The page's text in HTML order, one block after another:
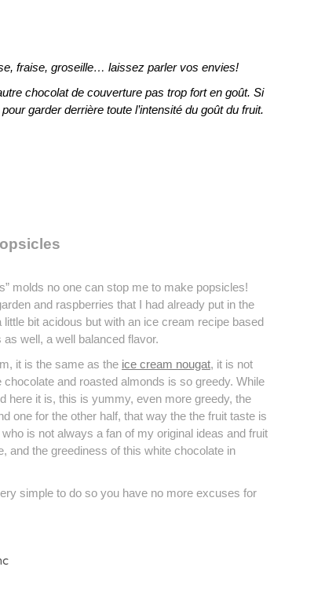
fraise, groseille… laissez parler vos envies!
chocolat de couverture pas trop fort en goût. Si
garder derrière toute l’intensité du goût du fruit.
molds no one can stop me to make popsicles!
and raspberries that I had already put in the
bit acidous but with an ice cream recipe based
well, a well balanced flavor.
it is the same as the ice cream nougat, it is not
chocolate and roasted almonds is so greedy. While
here it is, this is yummy, even more greedy, the
one for the other half, that way the the fruit taste is
is not always a fan of my original ideas and fruit
and the greediness of this white chocolate in
simple to do so you have no more excuses for